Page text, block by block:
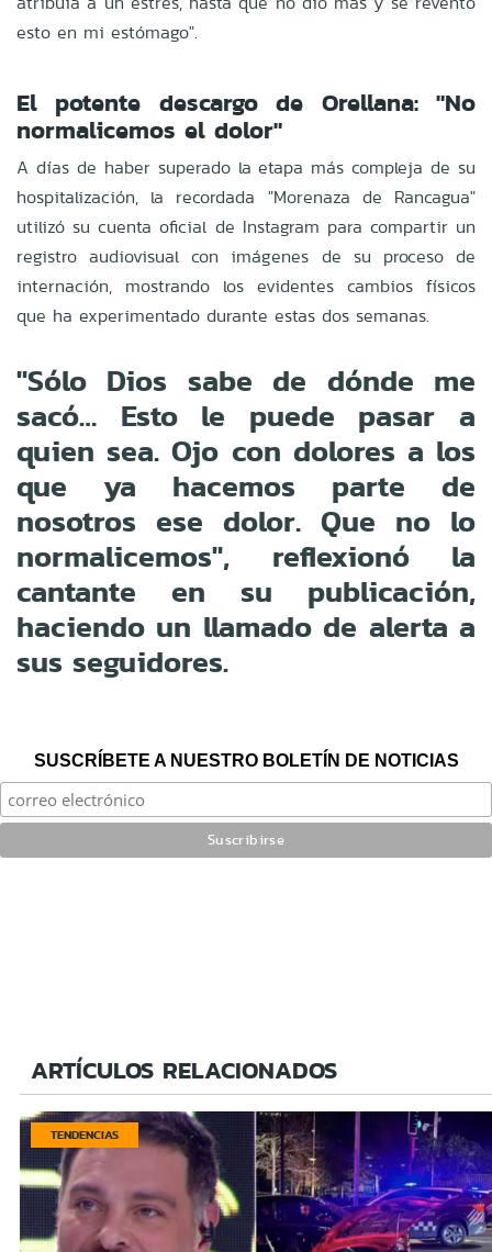
esto en mi estómago".
El potente descargo de Orellana: "No
normalicemos el dolor"
A días de haber superado la etapa más compleja de su
hospitalización, la recordada "Morenaza de Rancagua"
utilizó su cuenta oficial de Instagram para compartir un
registro audiovisual con imágenes de su proceso de
internación, mostrando los evidentes cambios físicos
que ha experimentado durante estas dos semanas.
"Sólo Dios sabe de dónde me
sacó… Esto le puede pasar a
quien sea. Ojo con dolores a los
que ya hacemos parte de
nosotros ese dolor. Que no lo
normalicemos", reflexionó la
cantante en su publicación,
haciendo un llamado de alerta a
sus seguidores.
SUSCRÍBETE A NUESTRO BOLETÍN DE NOTICIAS
ARTÍCULOS RELACIONADOS
TENDENCIAS